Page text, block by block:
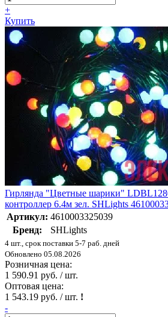
+
Купить
Гирлянда "Цветные шарики"
контроллер 6.4м зел. SHLights
Артикул: 4610003325039
Бренд:
SHLights
4 шт., срок поставки 5-7 раб. дней
Обновлено 05.08.2026
Розничная цена:
1 590.91 руб. / шт.
Оптовая цена:
1 543.19 руб. / шт. !
-